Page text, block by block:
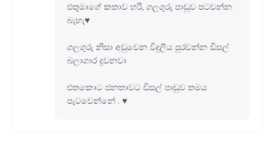
එතුමාගේ කතාව හරි, ගලගුරු පාඩුව පටවන්න
බැහැ♥️
ගලගුරු නිසා අඩුවෙන විදුලිය පුරවන්න ඩිසල්
බලාගාර දුවනවා
එතකොට ජනතාවට ඩිසල් පාඩුව තමය
පැටවෙන්නේ . ♥️